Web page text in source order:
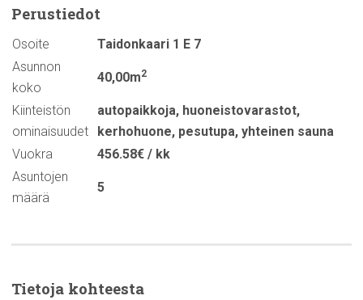
Perustiedot
Osoite
Taidonkaari 1 E 7
Asunnon
koko
40,00m2
Kiinteistön
ominaisuudet
autopaikkoja, huoneistovarastot,
kerhohuone, pesutupa, yhteinen sauna
Vuokra
456.58€ / kk
Asuntojen
määrä
5
Tietoja kohteesta